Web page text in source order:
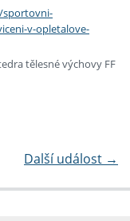
sportovni-
v-opletalove-
tělesné výchovy FF
Další událost →